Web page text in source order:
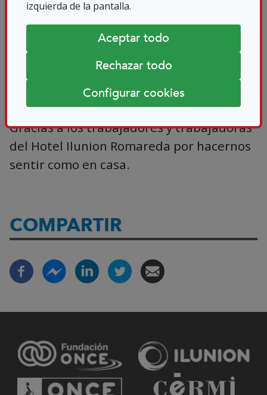
izquierda de la pantalla.
Aceptar todo
Rechazar todo
Configurar cookies
nuestro grupo de empresas, por su
presente, y por el buen futuro que se
augura para todas las vías de negocio.
Pudimos descubrir pequeñas y grandes
iniciativas que, sin duda, harán que
Ilunion siga creciendo a un buen ritmo.
Gracias a los trabajadores y trabajadoras
del Hotel Ilunion Romareda por hacernos
sentir como en casa.
COMPARTIR